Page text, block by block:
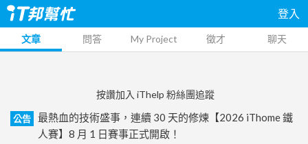
登入
文章 問答 My Project 徵才 聊天
按讚加入 iThelp 粉絲團追蹤
公告
最熱血的技術盛事，連續 30 天的修煉【2026 iThome 鐵
人賽】8 月 1 日賽事正式開啟！